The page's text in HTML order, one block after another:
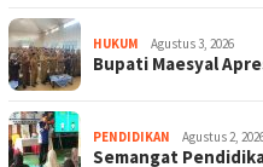
HUKUM Agustus 3, 2026
Bupati Maesyal
PENDIDIKAN Agustus 2,
Semangat